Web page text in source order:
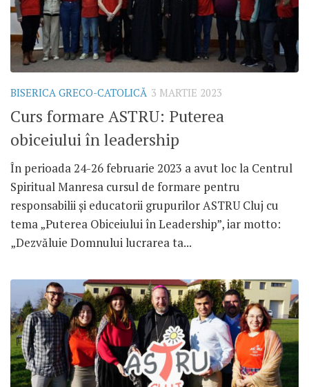
BISERICA GRECO-CATOLICĂ 3 MARTIE 2023
Curs formare ASTRU: Puterea
obiceiului în leadership
În perioada 24-26 februarie 2023 a avut loc la Centrul
Spiritual Manresa cursul de formare pentru
responsabilii și educatorii grupurilor ASTRU Cluj cu
tema „Puterea Obiceiului în Leadership”, iar motto:
„Dezvăluie Domnului lucrarea ta...